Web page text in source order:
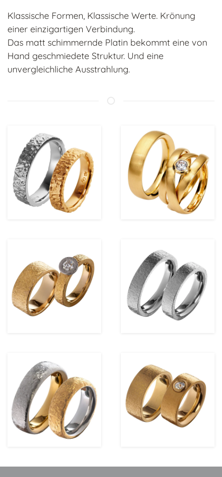
Klassische Formen, Klassische Werte. Krönung
einer einzigartigen Verbindung.
Das matt schimmernde Platin bekommt eine von
Hand geschmiedete Struktur. Und eine
unvergleichliche Ausstrahlung.
ansehen ansehen
ansehen ansehen
ansehen ansehen